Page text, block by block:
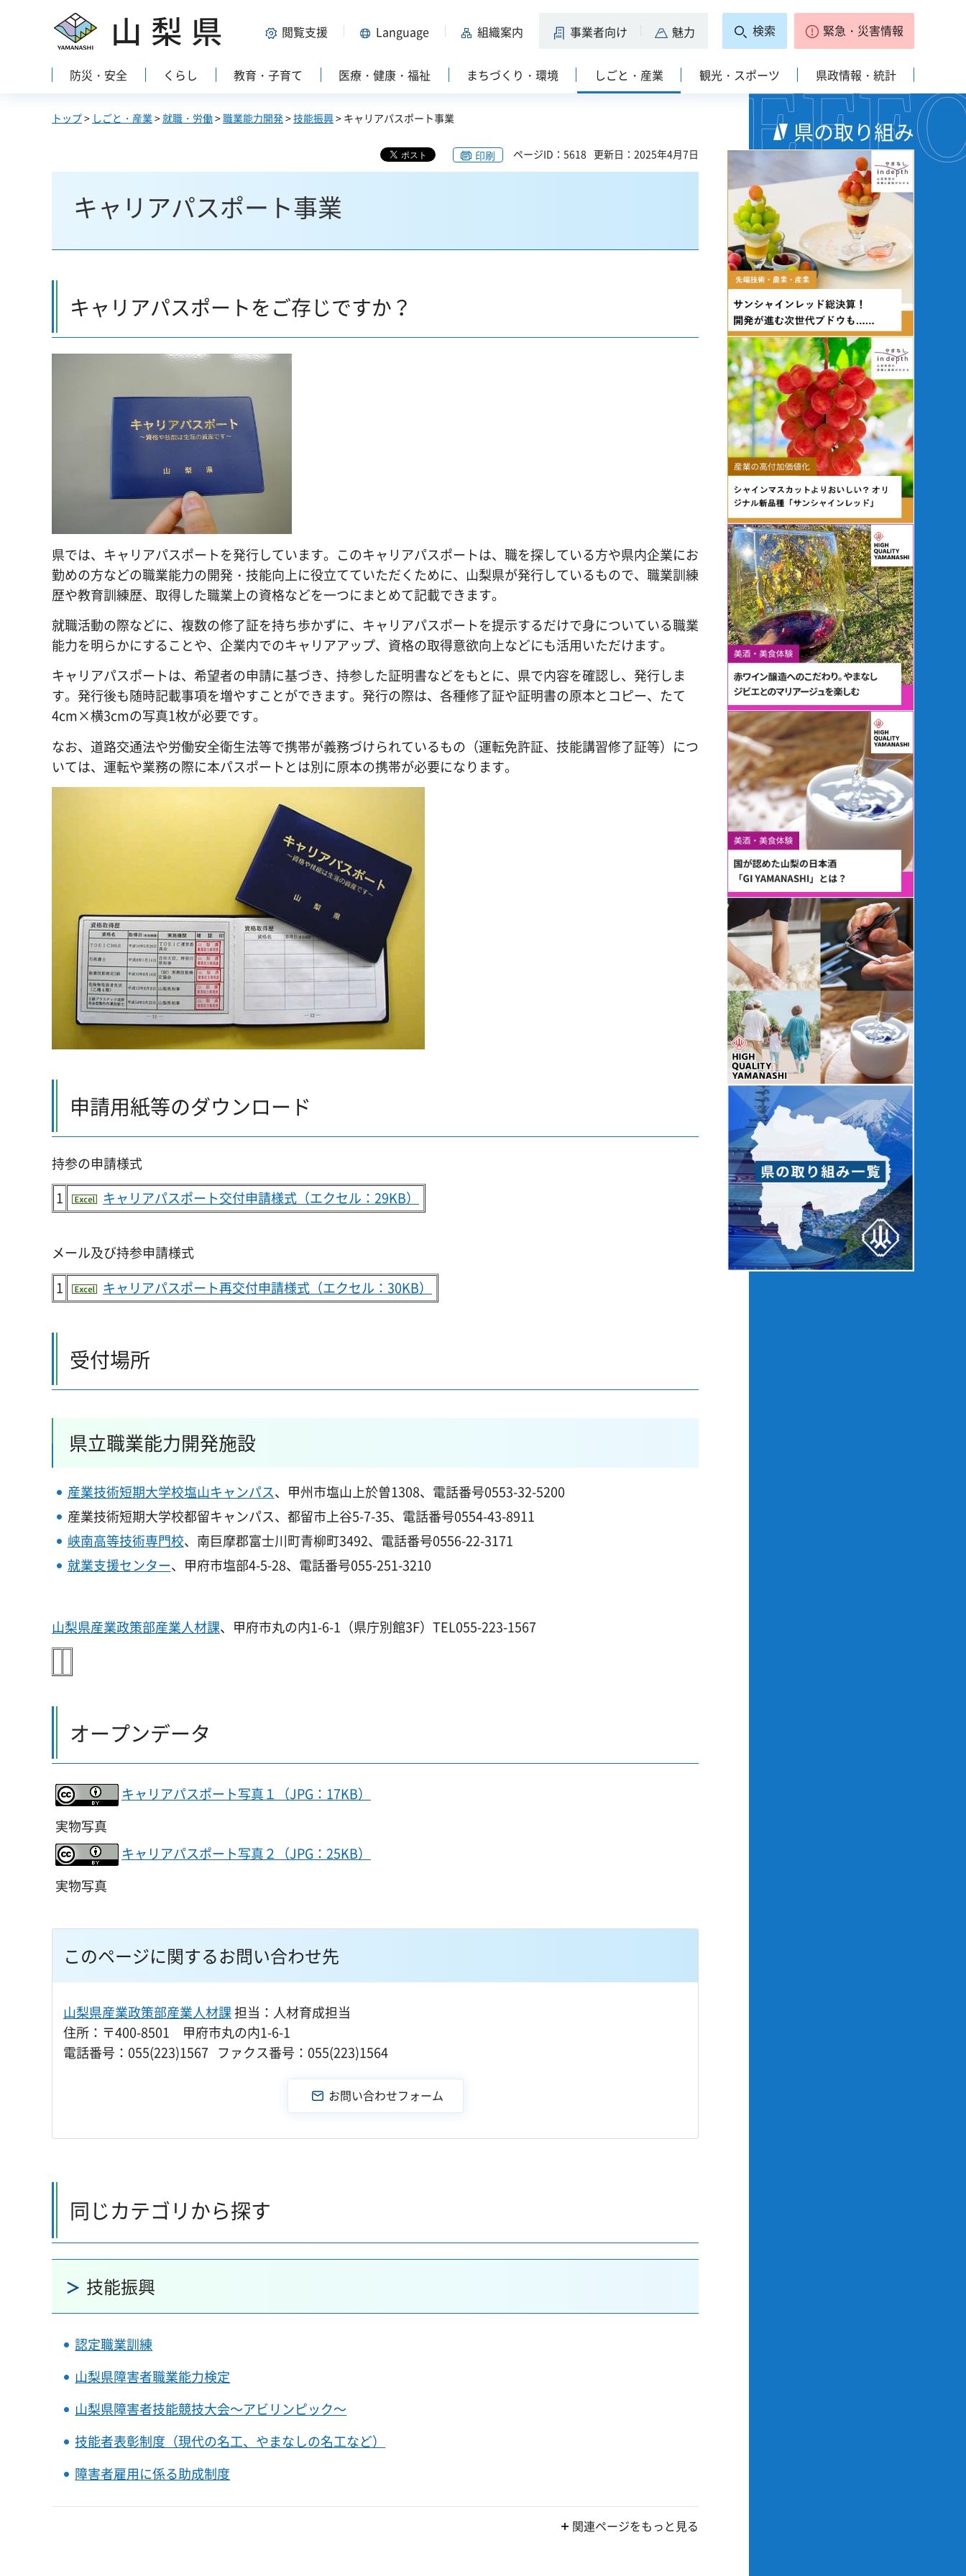
山梨県 閲覧支援 Language 組織案内 事業者向け 魅力 検索 緊急・災害情報
防災・安全 くらし 教育・子育て 医療・健康・福祉 まちづくり・環境 しごと・産業 観光・スポーツ 県政情報・統計
トップ> しごと・産業 >就職・労働>職業能力開発>技能振興> キャリアパスポート事業
印刷 ページID：5618 更新日：2025年4月7日
キャリアパスポート事業
キャリアパスポートをご存じですか？
県では、キャリアパスポートを発行しています。このキャリアパスポートは、職を探している方や県内企業にお
勤めの方などの職業能力の開発・技能向上に役立てていただくために、山梨県が発行しているもので、職業訓練
歴や教育訓練歴、取得した職業上の資格などを一つにまとめて記載できます。
就職活動の際などに、複数の修了証を持ち歩かずに、キャリアパスポートを提示するだけで身についている職業
能力を明らかにすることや、企業内でのキャリアアップ、資格の取得意欲向上などにも活用いただけます。
キャリアパスポートは、希望者の申請に基づき、持参した証明書などをもとに、県で内容を確認し、発行しま
す。発行後も随時記載事項を増やすことができます。発行の際は、各種修了証や証明書の原本とコピー、たて
4cm×横3cmの写真1枚が必要です。
なお、道路交通法や労働安全衛生法等で携帯が義務づけられているもの（運転免許証、技能講習修了証等）につ
いては、運転や業務の際に本パスポートとは別に原本の携帯が必要になります。
申請用紙等のダウンロード
持参の申請様式
1
キャリアパスポート交付申請様式（エクセル：29KB）
メール及び持参申請様式
1
キャリアパスポート再交付申請様式（エクセル：30KB）
受付場所
県立職業能力開発施設
産業技術短期大学校塩山キャンパス、甲州市塩山上於曽1308、電話番号0553-32-5200
産業技術短期大学校都留キャンパス、都留市上谷5-7-35、電話番号0554-43-8911
峡南高等技術専門校、南巨摩郡富士川町青柳町3492、電話番号0556-22-3171
就業支援センター、甲府市塩部4-5-28、電話番号055-251-3210
山梨県産業政策部産業人材課、甲府市丸の内1-6-1（県庁別館3F）TEL055-223-1567
オープンデータ
キャリアパスポート写真１（JPG：17KB）
実物写真
キャリアパスポート写真２（JPG：25KB）
実物写真
このページに関するお問い合わせ先
山梨県産業政策部産業人材課担当：人材育成担当
住所：〒400-8501 甲府市丸の内1-6-1
電話番号：055(223)1567 ファクス番号：055(223)1564
同じカテゴリから探す
技能振興
認定職業訓練
山梨県障害者職業能力検定
山梨県障害者技能競技大会～アビリンピック～
技能者表彰制度（現代の名工、やまなしの名工など）
障害者雇用に係る助成制度
関連ページをもっと見る
県の取り組み